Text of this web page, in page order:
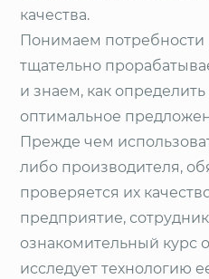
качества.
Понимаем потребности
тщательно
и знаем, как
оптимальное
Прежде чем
либо производителя,
проверяется их
предприятие,
ознакомительный курс
исследует технологию